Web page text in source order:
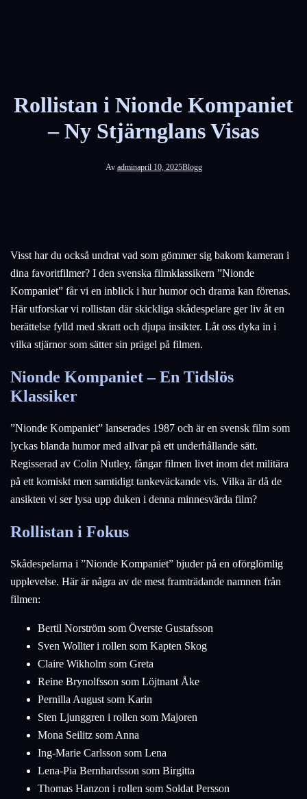
Rollistan i Nionde Kompaniet
– Ny Stjärnglans Visas
Av adminapril 10, 2025Blogg
Visst har du också undrat vad som gömmer sig bakom kameran i
dina favoritfilmer? I den svenska filmklassikern ”Nionde
Kompaniet” får vi en inblick i hur humor och drama kan förenas.
Här utforskar vi rollistan där skickliga skådespelare ger liv åt en
berättelse fylld med skratt och djupa insikter. Låt oss dyka in i
vilka stjärnor som sätter sin prägel på filmen.
Nionde Kompaniet – En Tidslös
Klassiker
”Nionde Kompaniet” lanserades 1987 och är en svensk film som
lyckas blanda humor med allvar på ett underhållande sätt.
Regisserad av Colin Nutley, fångar filmen livet inom det militära
på ett komiskt men samtidigt tankeväckande vis. Vilka är då de
ansikten vi ser lysa upp duken i denna minnesvärda film?
Rollistan i Fokus
Skådespelarna i ”Nionde Kompaniet” bjuder på en oförglömlig
upplevelse. Här är några av de mest framträdande namnen från
filmen:
Bertil Norström som Överste Gustafsson
Sven Wollter i rollen som Kapten Skog
Claire Wikholm som Greta
Reine Brynolfsson som Löjtnant Åke
Pernilla August som Karin
Sten Ljunggren i rollen som Majoren
Mona Seilitz som Anna
Ing-Marie Carlsson som Lena
Lena-Pia Bernhardsson som Birgitta
Thomas Hanzon i rollen som Soldat Persson